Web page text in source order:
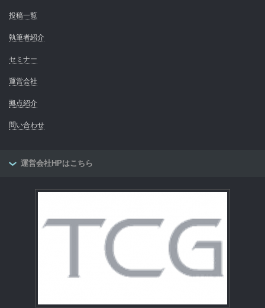
投稿一覧
執筆者紹介
セミナー
運営会社
拠点紹介
問い合わせ
運営会社HPはこちら